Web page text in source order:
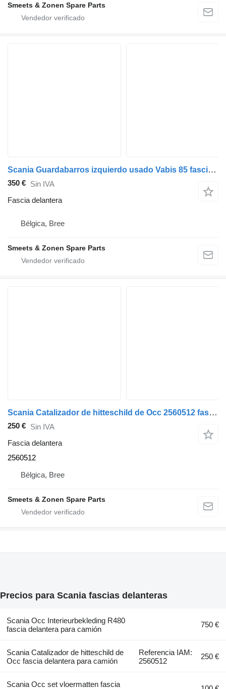
Smeets & Zonen Spare Parts
Scania Guardabarros izquierdo usado Vabis 85 fascia delantera para camión
350 € Sin IVA
Fascia delantera
Bélgica, Bree
Smeets & Zonen Spare Parts
Scania Catalizador de hitteschild de Occ 2560512 fascia delantera para camión
250 € Sin IVA
Fascia delantera
2560512
Bélgica, Bree
Smeets & Zonen Spare Parts
Precios para Scania fascias delanteras
Scania Occ Interieurbekleding R480
fascia delantera para camión
750 €
Scania Catalizador de hitteschild de
Occ fascia delantera para camión
Referencia IAM:
2560512
250 €
Scania Occ set vloermatten fascia